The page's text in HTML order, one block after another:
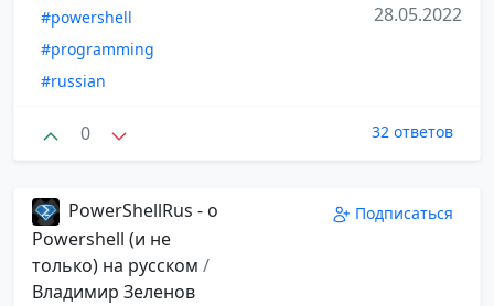
#powershell
#programming
#russian
28.05.2022
0 32 ответов
PowerShellRus - о
Powershell (и не
только) на русском /
Владимир Зеленов
Подписаться